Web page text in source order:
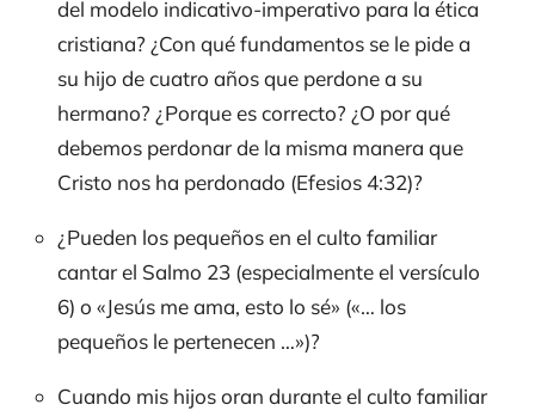
del modelo indicativo-imperativo para la ética
cristiana? ¿Con qué fundamentos se le pide a
su hijo de cuatro años que perdone a su
hermano? ¿Porque es correcto? ¿O por qué
debemos perdonar de la misma manera que
Cristo nos ha perdonado (Efesios 4:32)?
¿Pueden los pequeños en el culto familiar
cantar el Salmo 23 (especialmente el versículo
6) o «Jesús me ama, esto lo sé» («… los
pequeños le pertenecen …»)?
Cuando mis hijos oran durante el culto familiar